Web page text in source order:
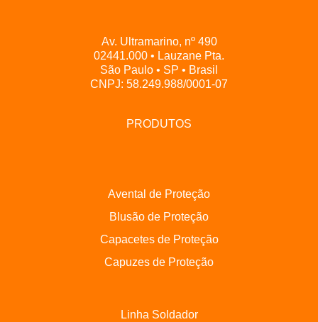
Av. Ultramarino, nº 490
02441.000 • Lauzane Pta.
São Paulo • SP • Brasil
CNPJ: 58.249.988/0001-07
PRODUTOS
Avental de Proteção
Blusão de Proteção
Capacetes de Proteção
Capuzes de Proteção
Linha Soldador